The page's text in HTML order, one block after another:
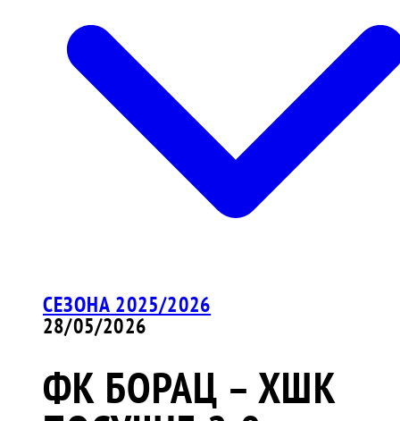
СЕЗОНА 2025/2026
28/05/2026
ФК БОРАЦ – ХШК